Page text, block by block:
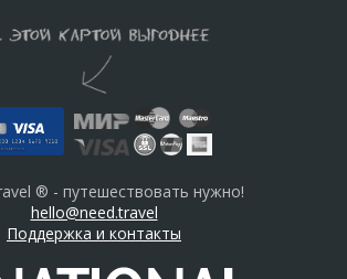
® - путешествовать нужно!
hello@need.travel
Поддержка и контакты